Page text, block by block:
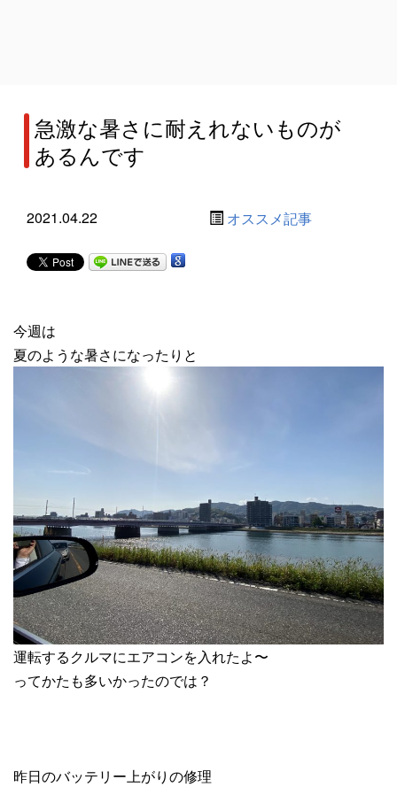
急激な暑さに耐えれないものが
あるんです
2021.04.22 オススメ記事
今週は
夏のような暑さになったりと
運転するクルマにエアコンを入れたよ〜
ってかたも多いかったのでは？
昨日のバッテリー上がりの修理